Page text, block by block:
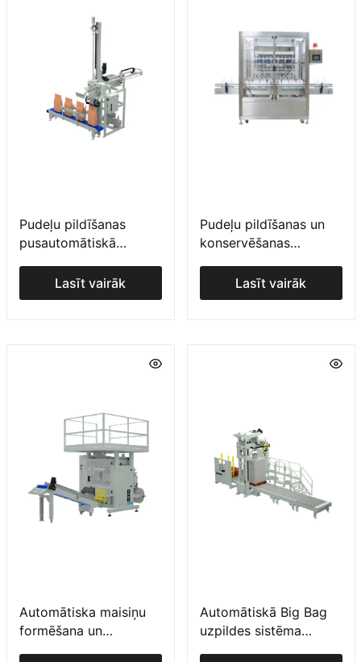
Pudeļu pildīšanas
pusautomātiskā
Lasīt vairāk
Pudeļu pildīšanas un
konservēšanas
Lasīt vairāk
Automātiska maisiņu
formēšana un
Automātiskā Big Bag
uzpildes sistēma